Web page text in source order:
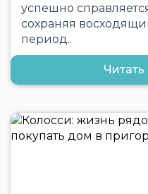
успешно
сохраняя
период..